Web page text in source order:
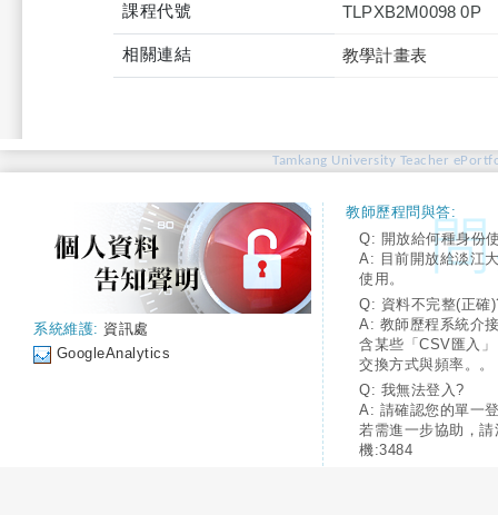
課程代號 TLPXB2M0098 0P
相關連結 教學計畫表
Tamkang University Teacher
系統維護: 資訊處
GoogleAnalytics
教師歷程問與答:
Q: 開放給何種身份
A: 目前開放給淡江
使用。
Q: 資料不完整(正確
A: 教師歷程系統介
含某些「CSV匯入
交換方式與頻率。。
Q: 我無法登入?
A: 請確認您的單一
若需進一步協助，
機:3484